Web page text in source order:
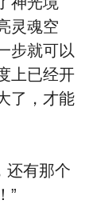
灵魂空
步就可以
上已经开
了，才能
有那个
”